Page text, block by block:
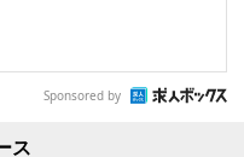
Sponsored by
ス